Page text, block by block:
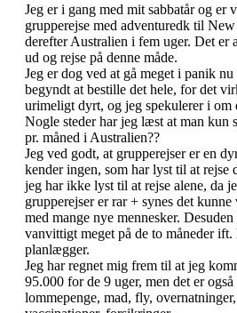
Jeg er i gang med mit sabbatår og er
grupperejse med adventuredk til
derefter Australien i fem uger. Det er
ud og rejse på denne måde.
Jeg er dog ved at gå meget i panik
begyndt at bestille det hele, for det
urimeligt dyrt, og jeg spekulerer i om
Nogle steder har jeg læst at man kun
pr. måned i Australien??
Jeg ved godt, at grupperejser er en
kender ingen, som har lyst til at rejse
jeg har ikke lyst til at rejse alene, da
grupperejser er rar + synes det
med mange nye mennesker.
vanvittigt meget på de to måneder ift.
planlægger.
Jeg har regnet mig frem til at jeg
95.000 for de 9 uger, men det er
lommepenge, mad, fly,